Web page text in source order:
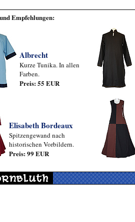
Empfehlungen:
Albrecht
Kurze Tunika. In allen
Farben.
Preis: 55 EUR
Elisabeth Bordeaux
Spitzengewand nach
historischen Vorbildern.
Preis: 99 EUR